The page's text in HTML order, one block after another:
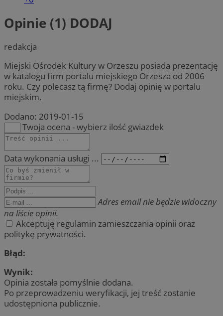
Opinie (1) DODAJ
redakcja
Miejski Ośrodek Kultury w Orzeszu posiada prezentację
w katalogu firm portalu miejskiego Orzesza od 2006
roku. Czy polecasz tą firmę? Dodaj opinię w portalu
miejskim.
Dodano: 2019-01-15
Twoja ocena - wybierz ilość gwiazdek
Data wykonania usługi ...
Adres email nie będzie widoczny
na liście opinii.
Akceptuję regulamin zamieszczania opinii oraz
politykę prywatności.
Błąd:
Wynik:
Opinia została pomyślnie dodana.
Po przeprowadzeniu weryfikacji, jej treść zostanie
udostępniona publicznie.